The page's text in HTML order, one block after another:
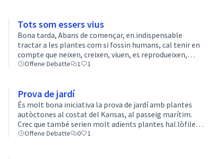
Tots som essers vius
Bona tarda, Abans de començar, en indispensable
tractar a les plantes com si fossin humans, cal tenir en
compte que neixen, creixen, viuen, es reprodueixen,
moren, deixen herència, agafen malalties, son
Offene Debatte 1 1
Prova de jardí
És molt bona iniciativa la prova de jardí amb plantes
autòctones al costat del Kansas, al passeig marítim.
Crec que també serien molt adients plantes hal.lòfiles
com el fonoll marí, per la proximitat al mar d’aquest
Offene Debatte 0 1